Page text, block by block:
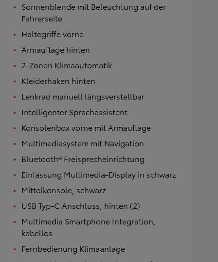
Sonnenblende mit Beleuchtung auf der
Fahrerseite
Haltegriffe vorne
Armauflage hinten
2-Zonen Klimaautomatik
Kleiderhaken hinten
Lenkrad manuell längsverstellbar
Intelligenter Sprachassistent
Konsolenbox vorne mit Armauflage
Multimediasystem mit Navigation
Bluetooth® Freisprecheinrichtung
Einfassung Multimedia-Display in schwarz
Mittelkonsole, schwarz
USB Typ-C Anschluss, hinten (2)
Multimedia Smartphone Integration,
kabellos
Fernbedienung Klimaanlage